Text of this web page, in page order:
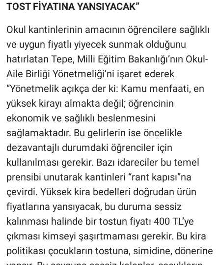
TOST FİYATINA YANSIYACAK”
Okul kantinlerinin amacının öğrencilere sağlıklı
ve uygun fiyatlı yiyecek sunmak olduğunu
hatırlatan Tepe, Milli Eğitim Bakanlığı’nın Okul-
Aile Birliği Yönetmeliği’ni işaret ederek
“Yönetmelik açıkça der ki: Kamu menfaati, en
yüksek kirayı almakta değil; öğrencinin
ekonomik ve sağlıklı beslenmesini
sağlamaktadır. Bu gelirlerin ise öncelikle
dezavantajlı durumdaki öğrenciler için
kullanılması gerekir. Bazı idareciler bu temel
prensibi unutarak kantinleri “rant kapısı”na
çevirdi. Yüksek kira bedelleri doğrudan ürün
fiyatlarına yansıyacak, bu duruma sessiz
kalınması halinde bir tostun fiyatı 400 TL’ye
çıkması kimseyi şaşırtmaması gerekir. Bu kira
politikası çocukların tostuna, simidine, dönerine